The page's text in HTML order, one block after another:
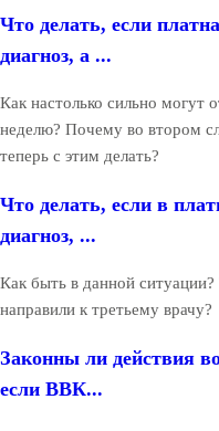
Что делать, если
диагноз, а ...
Как настолько сильно могут
неделю? Почему во втором
теперь с этим делать?
Что делать, если в
диагноз, ...
Как быть в данной
направили к третьему врачу?
Законны ли действия
если ВВК...